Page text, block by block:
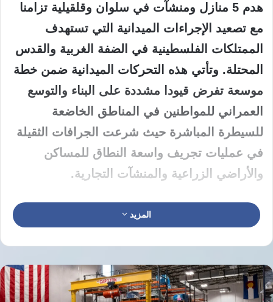
هدم 5 منازل ومنشآت في سلوان وقلقيلية تزامنا
مع تصعيد الإجراءات الميدانية التي تستهدف
الممتلكات الفلسطينية في الضفة الغربية والقدس
المحتلة. وتأتي هذه التحركات الميدانية ضمن خطة
موسعة تفرض قيودا مشددة على البناء والتوسع
العمراني للمواطنين في المناطق الخاضعة
للسيطرة المباشرة حيث شرعت الجرافات الثقيلة
في عمليات تجريف واسعة النطاق للمساكن
والأراضي الزراعية والمنشآت التجارية.
اقتحمت قوات الاحتلال الإسرائيلي حي البستان في
بلدة سلوان جنوب المسجد الأقصى وأغلقت
هدم 5 منازل ومنشآت في سلوان وقلقيلية بشكل
فعلي. ودمرت الجرافات منزلا مكونا من طابقين
المزيد